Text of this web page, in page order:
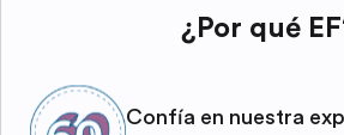
¿Por qué
Confía en nuestra